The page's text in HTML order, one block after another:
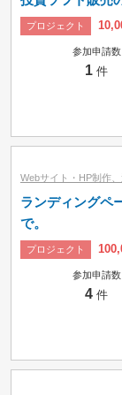
プロジェクト
参加申請数
1 件
Webサイト・HP制作
ランディングペ
で。
プロジェクト
参加申請数
4 件